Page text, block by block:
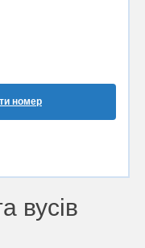
номер
вусів